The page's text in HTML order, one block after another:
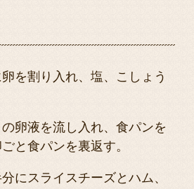
を割り入れ、塩、こしょう
卵液を流し入れ、食パンを
と食パンを裏返す。
にスライスチーズとハム、